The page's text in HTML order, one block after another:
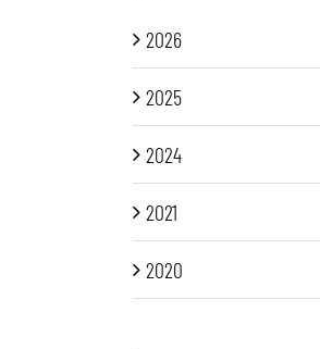
2026
2025
2024
2021
2020